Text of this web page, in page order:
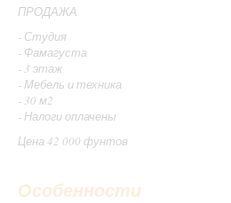
ПРОДАЖА
- Студия
- Фамагуста
- 3 этаж
- Мебель и техника
- 30 м2
- Налоги оплачены
Цена 42 000 фунтов
Особенности